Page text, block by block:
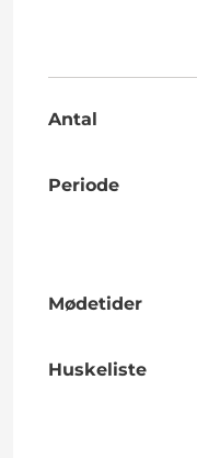
Antal
Periode
Mødetider
Huskeliste